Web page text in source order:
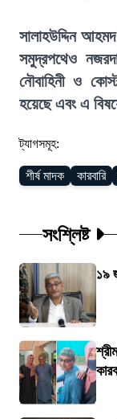
সালাহউদ্দিন
সমুদ্রপথেও
নৌবাহিনী ও
হয়েছে এবং এ
ট্যাগসমূহ:
শীর্ষ মাদক কারবারি
সংশ্লিষ্ট
১৯